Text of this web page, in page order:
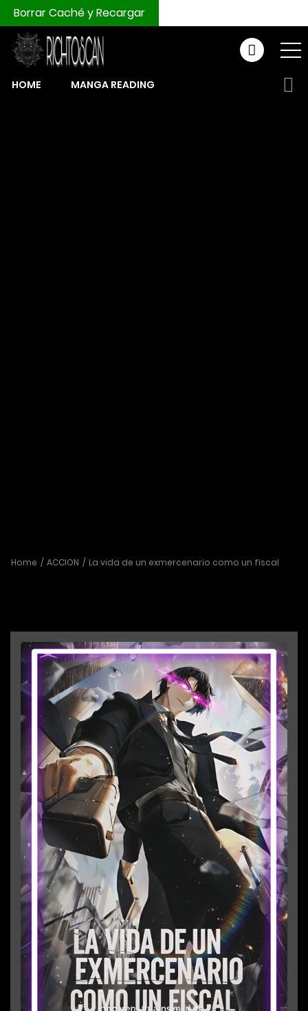
Borrar Caché y Recargar
HOME
MANGA READING
Home ACCION La vida de un exmercenario como un fiscal